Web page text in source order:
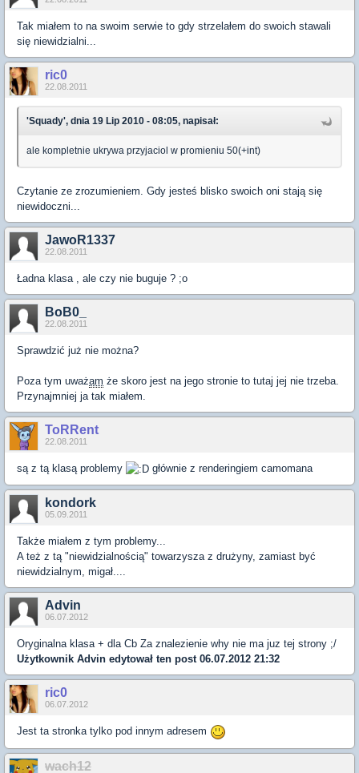
Tak miałem to na swoim serwie to gdy strzelałem do swoich stawali
się niewidzialni...
ric0
22.08.2011
'Squady', dnia 19 Lip 2010 - 08:05, napisał:
ale kompletnie ukrywa przyjaciol w promieniu 50(+int)
Czytanie ze zrozumieniem. Gdy jesteś blisko swoich oni stają się
niewidoczni...
JawoR1337
22.08.2011
Ładna klasa , ale czy nie buguje ? ;o
BoB0_
22.08.2011
Sprawdzić już nie można?
Poza tym uważam że skoro jest na jego stronie to tutaj jej nie trzeba.
Przynajmniej ja tak miałem.
ToRRent
22.08.2011
są z tą klasą problemy głównie z renderingiem camomana
kondork
05.09.2011
Także miałem z tym problemy...
A też z tą "niewidzialnością" towarzysza z drużyny, zamiast być
niewidzialnym, migał....
Advin
06.07.2012
Oryginalna klasa + dla Cb Za znalezienie why nie ma juz tej strony ;/
Użytkownik Advin edytował ten post 06.07.2012 21:32
ric0
06.07.2012
Jest ta stronka tylko pod innym adresem
wach12